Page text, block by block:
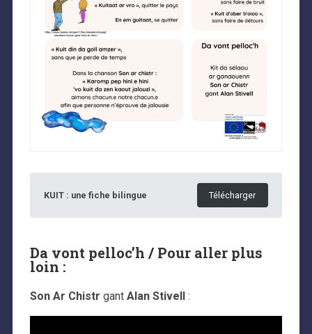
KUIT : une fiche bilingue Télécharger
Da vont pelloc’h / Pour aller plus
loin :
Son Ar Chistr gant Alan Stivell :